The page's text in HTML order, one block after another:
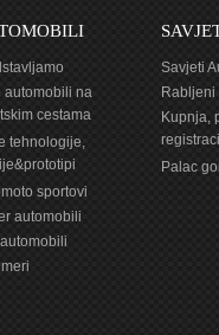
automobili na
cestama
tehnologije,
sportovi
automobili
Savjeti
Rabljeni
Kupnja,
Palac